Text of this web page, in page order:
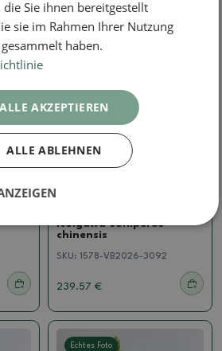
Itoigawa-Juniperus
chinensis
SKU: 1578-VB2026-3092
239.57 €
Echtes Foto
Sie ihnen bereitgestellt
sie im Rahmen Ihrer Nutzung
haben.
ALLE AKZEPTIEREN
ALLE ABLEHNEN